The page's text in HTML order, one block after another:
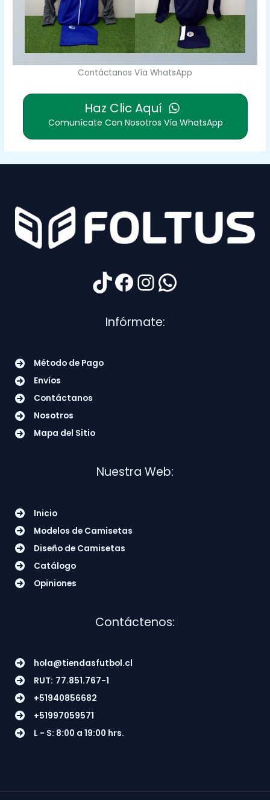
Contáctanos Vía WhatsApp
Haz Clic Aquí
Comunícate Con Nosotros Vía WhatsApp
TikTok
Facebook
Instagram
WhatsApp
Infórmate:
Método de Pago
Envíos
Contáctanos
Nosotros
Mapa del Sitio
Nuestra Web:
Inicio
Modelos de Camisetas
Diseño de Camisetas
Catálogo
Opiniones
Contáctenos:
hola@tiendasfutbol.cl
RUT: 77.851.767-1
+51940856682
+51997059571
L - S: 8:00 a 19:00 hrs.